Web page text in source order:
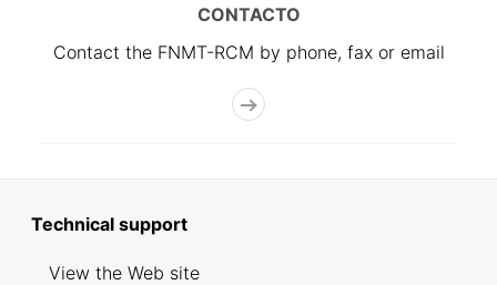
CONTACTO
Contact the FNMT-RCM by phone, fax or email
Technical support
View the Web site